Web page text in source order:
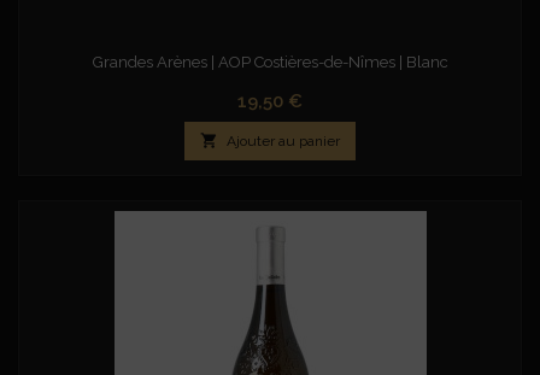
Grandes Arènes | AOP Costières-de-Nîmes | Blanc
Prix
19,50 €
 Ajouter au panier